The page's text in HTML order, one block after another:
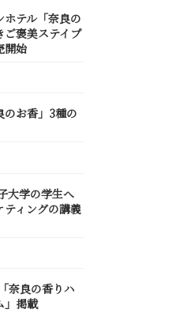
ホテル「奈良の
ご褒美ステイプ
開始
のお香」3種の
大学の学生へ
ティングの講義
奈良の香りハ
」掲載